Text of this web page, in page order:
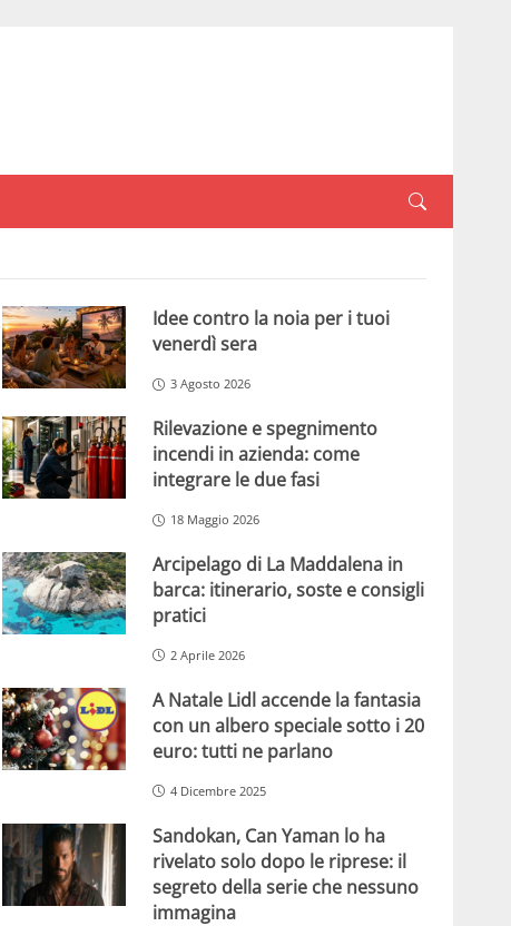
Idee contro la noia per i tuoi
venerdì sera
3 Agosto 2026
Rilevazione e spegnimento
incendi in azienda: come
integrare le due fasi
18 Maggio 2026
Arcipelago di La Maddalena in
barca: itinerario, soste e consigli
pratici
2 Aprile 2026
A Natale Lidl accende la fantasia
con un albero speciale sotto i 20
euro: tutti ne parlano
4 Dicembre 2025
Sandokan, Can Yaman lo ha
rivelato solo dopo le riprese: il
segreto della serie che nessuno
immagina